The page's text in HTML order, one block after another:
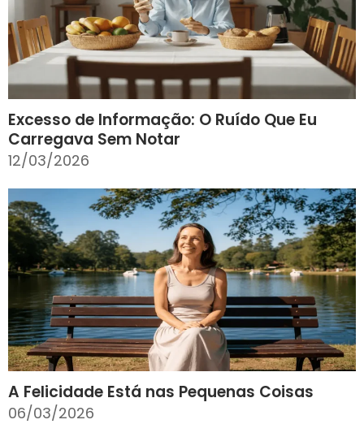
Excesso de Informação: O Ruído Que Eu
Carregava Sem Notar
12/03/2026
A Felicidade Está nas Pequenas Coisas
06/03/2026